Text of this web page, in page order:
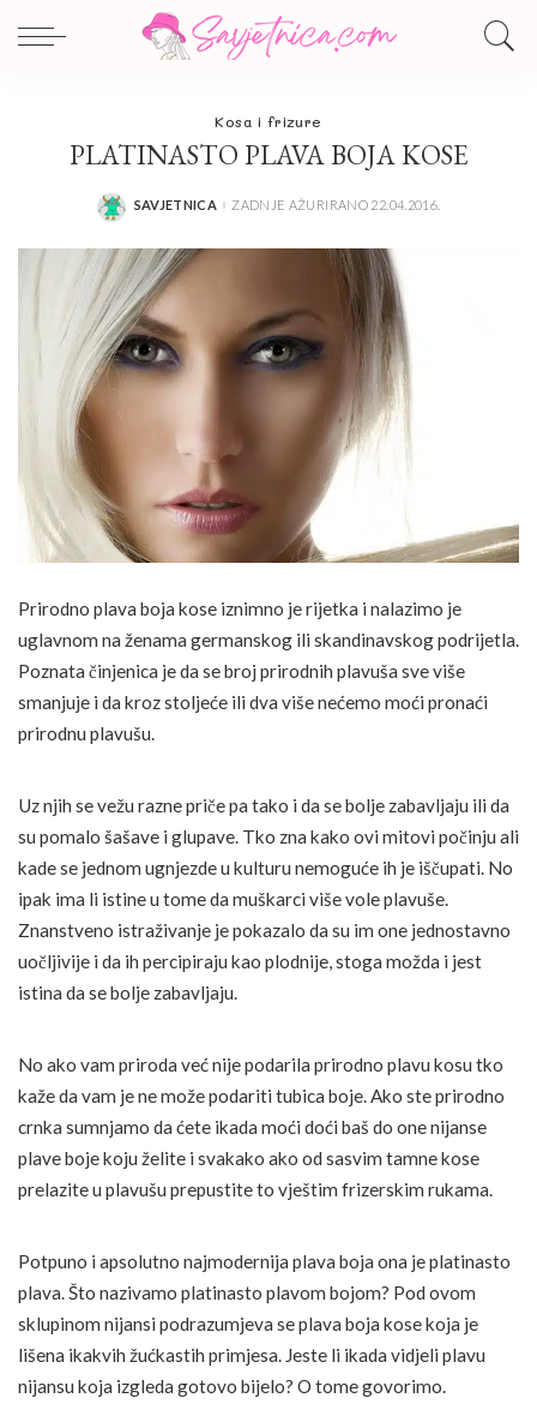
Kosa i frizure
PLATINASTO PLAVA BOJA KOSE
POSTED
SAVJETNICA ZADNJE AŽURIRANO 22.04.2016.
Prirodno plava boja kose iznimno je rijetka i nalazimo je
uglavnom na ženama germanskog ili skandinavskog podrijetla.
Poznata činjenica je da se broj prirodnih plavuša sve više
smanjuje i da kroz stoljeće ili dva više nećemo moći pronaći
prirodnu plavušu.
Uz njih se vežu razne priče pa tako i da se bolje zabavljaju ili da
su pomalo šašave i glupave. Tko zna kako ovi mitovi počinju ali
kade se jednom ugnjezde u kulturu nemoguće ih je iščupati. No
ipak ima li istine u tome da muškarci više vole plavuše.
Znanstveno istraživanje je pokazalo da su im one jednostavno
uočljivije i da ih percipiraju kao plodnije, stoga možda i jest
istina da se bolje zabavljaju.
No ako vam priroda već nije podarila prirodno plavu kosu tko
kaže da vam je ne može podariti tubica boje. Ako ste prirodno
crnka sumnjamo da ćete ikada moći doći baš do one nijanse
plave boje koju želite i svakako ako od sasvim tamne kose
prelazite u plavušu prepustite to vještim frizerskim rukama.
Potpuno i apsolutno najmodernija plava boja ona je platinasto
plava. Što nazivamo platinasto plavom bojom? Pod ovom
sklupinom nijansi podrazumjeva se plava boja kose koja je
lišena ikakvih žućkastih primjesa. Jeste li ikada vidjeli plavu
nijansu koja izgleda gotovo bijelo? O tome govorimo.